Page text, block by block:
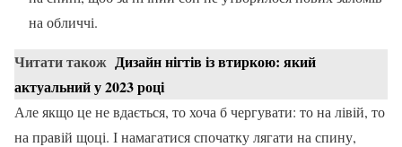
на обличчі.
Читати також Дизайн нігтів із втиркою: який
актуальний у 2023 році
Але якщо це не вдається, то хоча б чергувати: то на лівій, то
на правій щоці. І намагатися спочатку лягати на спину,